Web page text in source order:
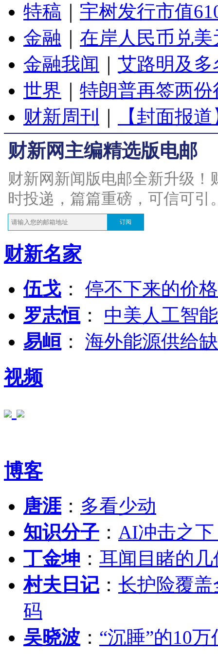
特稿
宇树发行市值
金融
在岸人民币兑
金融我闻
艾路明及
世界
特朗普再签两
财新周刊
【封面报
财新网主编精选版电邮
财新网新闻版电邮全新升级
时投递，篇篇重磅，可信可引
订阅
财新名家
伍戈 ： 停不下来的价
罗志恒 ： 中美人工智
易峘 ： 海外能源供给
视频
博客
唐涯： 多看少动
知识分子 ： AI冲击之
丁金坤 ： 耳闻目睹的
村夫日记 ： 长护险覆
码
吴晓波 ： “沉睡”的10